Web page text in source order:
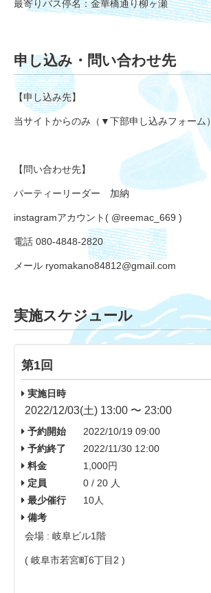
最寄りバス停名：金華橋通り柳ヶ瀬
申し込み・問い合わせ先
【申し込み先】
当サイトからのみ（▼下部申し込みフォーム）
【問い合わせ先】
パーティーリーダー 加納
instagramアカウント( @reemac_669 )
電話 080-4848-2820
メール ryomakano84812@gmail.com
実施スケジュール
第1回
実施日時
2022/12/03(土) 13:00 〜 23:00
予約開始
2022/10/19 09:00
予約終了
2022/11/30 12:00
料金
1,000円
定員
0 / 20 人
最少催行
10人
備考
会場 : 岐阜ビル1階
( 岐阜市若宮町6丁目2 )